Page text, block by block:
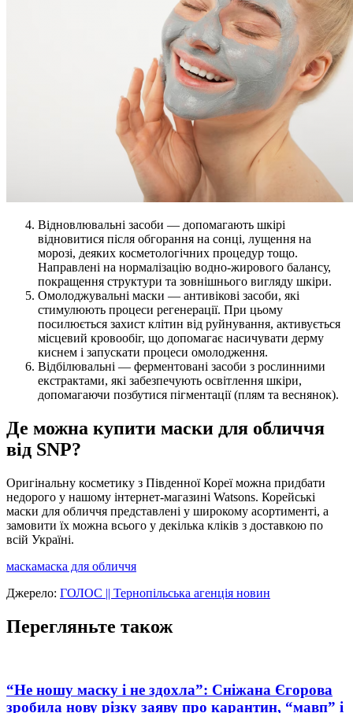
Відновлювальні засоби — допомагають шкірі
відновитися після обгорання на сонці, лущення на
морозі, деяких косметологічних процедур тощо.
Направлені на нормалізацію водно-жирового балансу,
покращення структури та зовнішнього вигляду шкіри.
Омолоджувальні маски — антивікові засоби, які
стимулюють процеси регенерації. При цьому
посилюється захист клітин від руйнування, активується
місцевий кровообіг, що допомагає насичувати дерму
киснем і запускати процеси омолодження.
Відбілювальні — ферментовані засоби з рослинними
екстрактами, які забезпечують освітлення шкіри,
допомагаючи позбутися пігментації (плям та веснянок).
Де можна купити маски для обличчя
від SNP?
Оригінальну косметику з Південної Кореї можна придбати
недорого у нашому інтернет-магазині Watsons. Корейські
маски для обличчя представлені у широкому асортименті, а
замовити їх можна всього у декілька кліків з доставкою по
всій Україні.
маскамаска для обличчя
Джерело: ГОЛОС || Тернопільська агенція новин
Перегляньте також
“Не ношу маску і не здохла”: Сніжана Єгорова
зробила нову різку заяву про карантин, “мавп” і